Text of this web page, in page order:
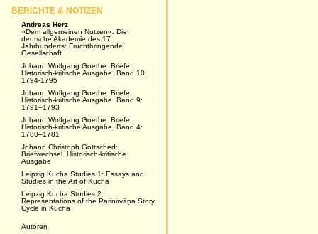
BERICHTE & NOTIZEN
Andreas Herz
»Dem allgemeinen Nutzen«: Die
deutsche Akademie des 17.
Jahrhunderts: Fruchtbringende
Gesellschaft
Johann Wolfgang Goethe. Briefe.
Historisch-kritische Ausgabe. Band 10:
1794-1795
Johann Wolfgang Goethe. Briefe.
Historisch-kritische Ausgabe. Band 9:
1791–1793
Johann Wolfgang Goethe. Briefe.
Historisch-kritische Ausgabe. Band 4:
1780–1781
Johann Christoph Gottsched:
Briefwechsel. Historisch-kritische
Ausgabe
Leipzig Kucha Studies 1: Essays and
Studies in the Art of Kucha
Leipzig Kucha Studies 2:
Representations of the Parinirvāṇa Story
Cycle in Kucha
Autoren